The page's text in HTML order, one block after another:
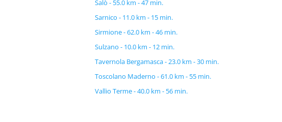
Salò - 55.0 km - 47 min.
Sarnico - 11.0 km - 15 min.
Sirmione - 62.0 km - 46 min.
Sulzano - 10.0 km - 12 min.
Tavernola Bergamasca - 23.0 km - 30 min.
Toscolano Maderno - 61.0 km - 55 min.
Vallio Terme - 40.0 km - 56 min.